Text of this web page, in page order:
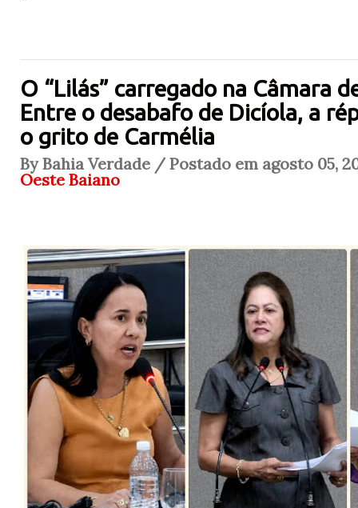
O “Lilás” carregado na Câmara
Entre o desabafo de Dicíola, a
o grito de Carmélia
By Bahia Verdade / Postado em agosto 05,
Oeste Baiano